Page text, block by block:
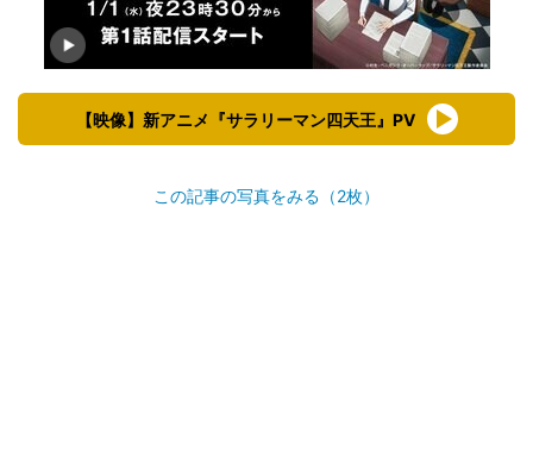
【映像】新アニメ『サラリーマン四天王』PV
この記事の写真をみる（2枚）